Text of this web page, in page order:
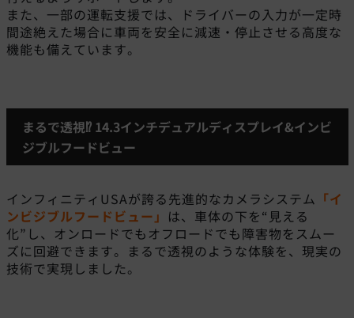
また、一部の運転支援では、ドライバーの入力が一定時
間途絶えた場合に車両を安全に減速・停止させる高度な
機能も備えています。
まるで透視⁉ 14.3インチデュアルディスプレイ&インビ
ジブルフードビュー
インフィニティUSAが誇る先進的なカメラシステム 「イ
ンビジブルフードビュー」 は、車体の下を“見える
化”し、オンロードでもオフロードでも障害物をスムー
ズに回避できます。まるで透視のような体験を、現実の
技術で実現しました。